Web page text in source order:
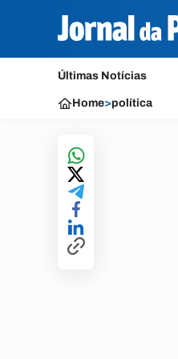
Últimas Notícias
Home>política